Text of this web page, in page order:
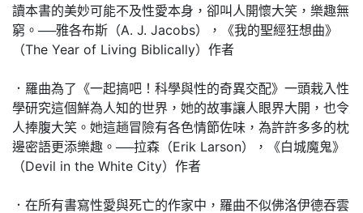
讀本書的美妙可能不及性愛本身，卻叫人開懷大笑，樂趣無
窮。──雅各布斯（A. J. Jacobs），《我的聖經狂想曲》
（The Year of Living Biblically）作者
．羅曲為了《一起搞吧！科學與性的奇異交配》一頭栽入性
學研究這個鮮為人知的世界，她的故事讓人眼界大開，也令
人捧腹大笑。她這趟冒險有各色情節佐味，為許許多多的枕
邊密語更添樂趣。──拉森（Erik Larson），《白城魔鬼》
（Devil in the White City）作者
．在所有書寫性愛與死亡的作家中，羅曲不似佛洛伊德吞雲